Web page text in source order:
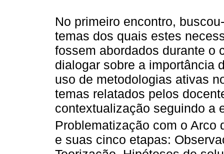
No primeiro encontro,
temas dos quais estes
fossem abordados durante o
dialogar sobre a importância
uso de metodologias ativas
temas relatados pelos
contextualização seguindo a
Problematização com o Arco
e suas cinco etapas: